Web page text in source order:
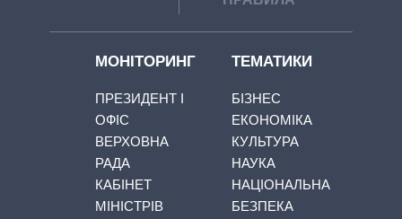
МОНІТОРИНГ
ПРЕЗИДЕНТ І
ОФІС
ВЕРХОВНА
РАДА
КАБІНЕТ
МІНІСТРІВ
ТЕМАТИКИ
БІЗНЕС
ЕКОНОМІКА
КУЛЬТУРА
НАУКА
НАЦІОНАЛЬНА
БЕЗПЕКА